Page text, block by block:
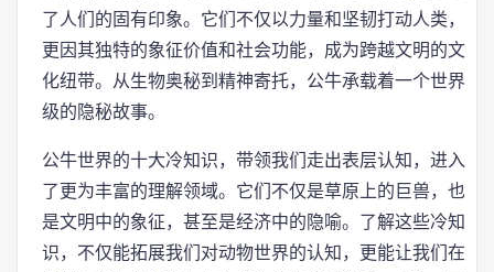
了人们的固有印象。它们不仅以力量和坚韧打动人类，
更因其独特的象征价值和社会功能，成为跨越文明的文
化纽带。从生物奥秘到精神寄托，公牛承载着一个世界
级的隐秘故事。
公牛世界的十大冷知识，带领我们走出表层认知，进入
了更为丰富的理解领域。它们不仅是草原上的巨兽，也
是文明中的象征，甚至是经济中的隐喻。了解这些冷知
识，不仅能拓展我们对动物世界的认知，更能让我们在